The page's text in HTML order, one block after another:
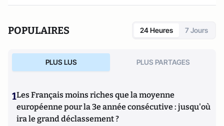
POPULAIRES 24 Heures 7 Jours
PLUS LUS PLUS PARTAGES
1Les Français moins riches que la moyenne
européenne pour la 3e année consécutive : jusqu'où
ira le grand déclassement ?